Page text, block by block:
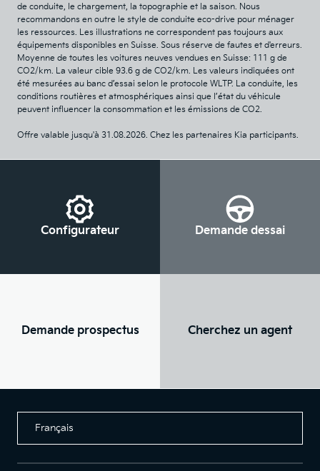
de conduite, le chargement, la topographie et la saison. Nous
recommandons en outre le style de conduite eco-drive pour ménager
les ressources. Les illustrations ne correspondent pas toujours aux
équipements disponibles en Suisse. Sous réserve de fautes et d'erreurs.
Moyenne de toutes les voitures neuves vendues en Suisse: 111 g de
CO2/km. La valeur cible 93.6 g de CO2/km. Les valeurs indiquées ont
été mesurées au banc d’essai selon le protocole WLTP. La conduite, les
conditions routières et atmosphériques ainsi que l’état du véhicule
peuvent influencer la consommation et les émissions de CO2.
Offre valable jusqu'à 31.08.2026. Chez les partenaires Kia participants.
Configurateur Demande dessai
Demande prospectus Cherchez un agent
Français